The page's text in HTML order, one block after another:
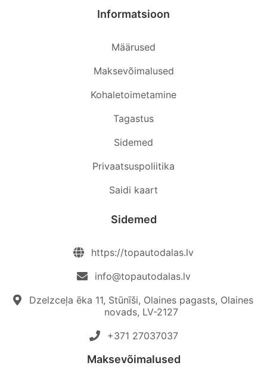
Informatsioon
Määrused
Maksevõimalused
Kohaletoimetamine
Tagastus
Sidemed
Privaatsuspoliitika
Saidi kaart
Sidemed
https://topautodalas.lv
info@topautodalas.lv
Dzelzceļa ēka 11, Stūnīši, Olaines pagasts, Olaines
novads, LV-2127
+371 27037037‬
Maksevõimalused